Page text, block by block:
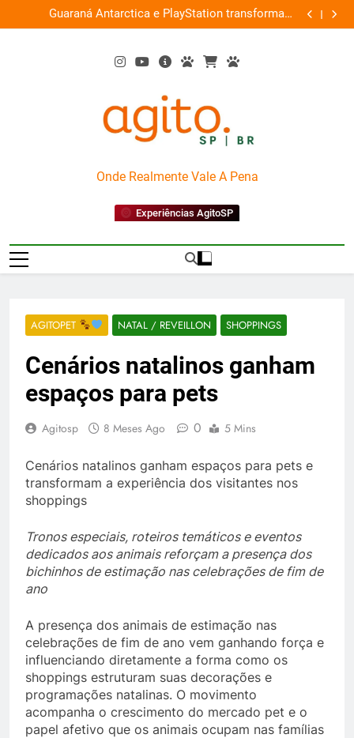
to
Guaraná Antarctica e PlayStation transformam
shopping em arena gamer gratuita
Busch
AgitoSP
Onde Realmente Vale A Pena
Experiências AgitoSP
AGITOPET NATAL / REVEILLON SHOPPINGS
Cenários natalinos ganham
espaços para pets
Agitosp 8 Meses Ago 0 5 Mins
Cenários natalinos ganham espaços para pets e
transformam a experiência dos visitantes nos
shoppings
Tronos especiais, roteiros temáticos e eventos
dedicados aos animais reforçam a presença dos
bichinhos de estimação nas celebrações de fim de
ano
A presença dos animais de estimação nas
celebrações de fim de ano vem ganhando força e
influenciando diretamente a forma como os
shoppings estruturam suas decorações e
programações natalinas. O movimento
acompanha o crescimento do mercado pet e o
papel afetivo que os animais ocupam nas famílias